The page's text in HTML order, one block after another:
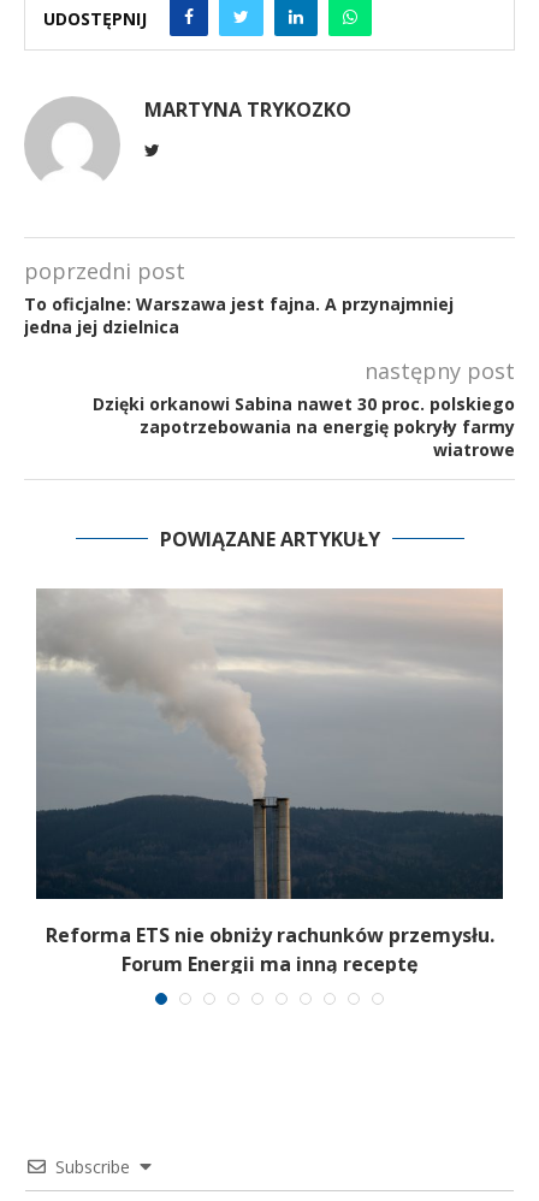
UDOSTĘPNIJ
MARTYNA TRYKOZKO
poprzedni post
To oficjalne: Warszawa jest fajna. A przynajmniej
jedna jej dzielnica
następny post
Dzięki orkanowi Sabina nawet 30 proc. polskiego
zapotrzebowania na energię pokryły farmy
wiatrowe
POWIĄZANE ARTYKUŁY
Reforma ETS nie obniży rachunków przemysłu.
Forum Energii ma inną receptę
Subscribe